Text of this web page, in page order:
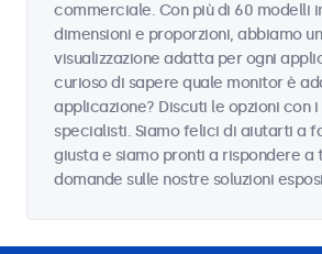
commerciale. Con più di 60 modelli
dimensioni e proporzioni, abbiamo
visualizzazione adatta per ogni
curioso di sapere quale monitor è
applicazione? Discuti le opzioni con i
specialisti. Siamo felici di aiutarti a
giusta e siamo pronti a rispondere a
domande sulle nostre soluzioni